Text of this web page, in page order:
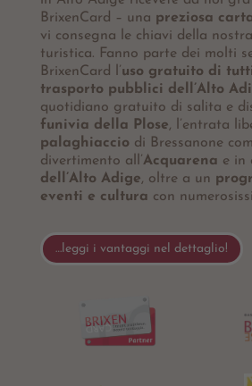
BrixenCard – una preziosa
vi consegna le chiavi della
turistica. Fanno parte dei molti
BrixenCard l’uso gratuito di
trasporto pubblici dell’Alto
quotidiano gratuito di salita e
funivia della Plose, l’entrata
palaghiaccio di Bressanone
divertimento all’Acquarena e in
dell’Alto Adige, oltre a un
eventi e cultura con
…leggi i vantaggi nel dettaglio!